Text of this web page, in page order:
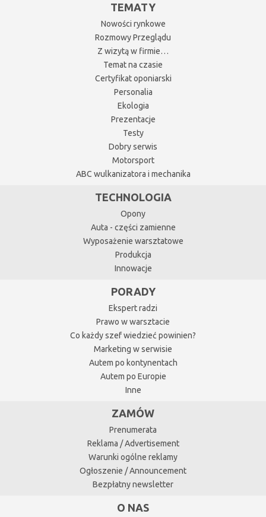
TEMATY
Nowości rynkowe
Rozmowy Przeglądu
Z wizytą w firmie…
Temat na czasie
Certyfikat oponiarski
Personalia
Ekologia
Prezentacje
Testy
Dobry serwis
Motorsport
ABC wulkanizatora i mechanika
TECHNOLOGIA
Opony
Auta - części zamienne
Wyposażenie warsztatowe
Produkcja
Innowacje
PORADY
Ekspert radzi
Prawo w warsztacie
Co każdy szef wiedzieć powinien?
Marketing w serwisie
Autem po kontynentach
Autem po Europie
Inne
ZAMÓW
Prenumerata
Reklama / Advertisement
Warunki ogólne reklamy
Ogłoszenie / Announcement
Bezpłatny newsletter
O NAS